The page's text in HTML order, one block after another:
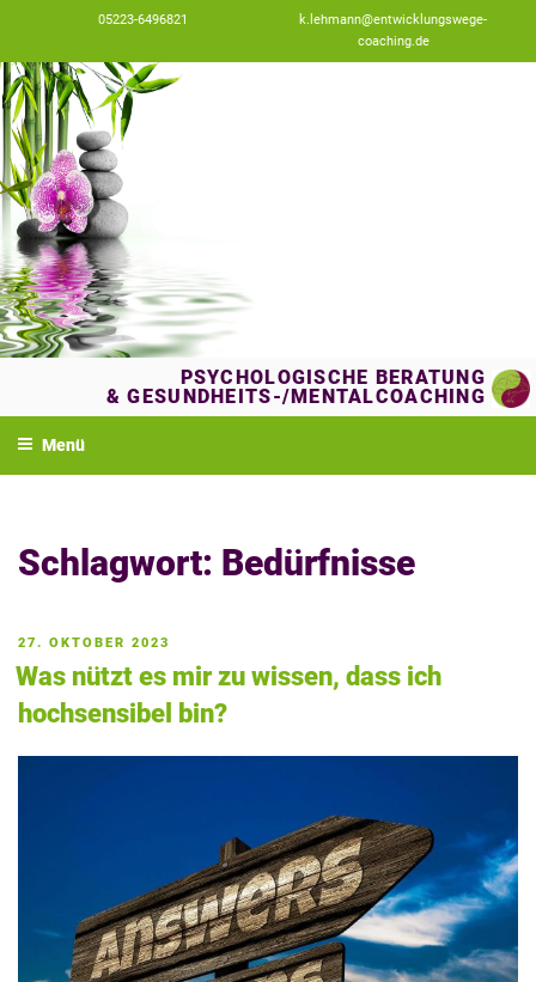
k.lehmann@entwicklungswege-
coaching.de
05223-6496821
springen
PSYCHOLOGISCHE BERATUNG
& GESUNDHEITS-/MENTALCOACHING
Menü
Schlagwort: Bedürfnisse
VERÖFFENTLICHT
AM
27. OKTOBER 2023
Was nützt es mir zu wissen, dass ich
hochsensibel bin?